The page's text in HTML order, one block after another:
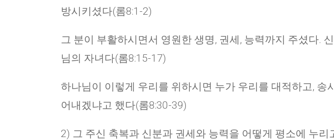
방시키셨다(롬8:1-2)
그 분이 부활하시면서 영원한 생명, 권세, 능력까지 주셨다.
님의 자녀다(롬8:15-17)
하나님이 이렇게 우리를 위하시면 누가 우리를 대적하고, 송
어내겠냐고 했다(롬8:30-39)
2) 그 주신 축복과 신분과 권세와 능력을 어떻게 평소에 누리